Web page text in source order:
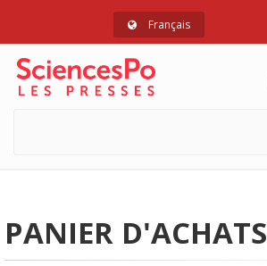
Français
PANIER D'ACHATS